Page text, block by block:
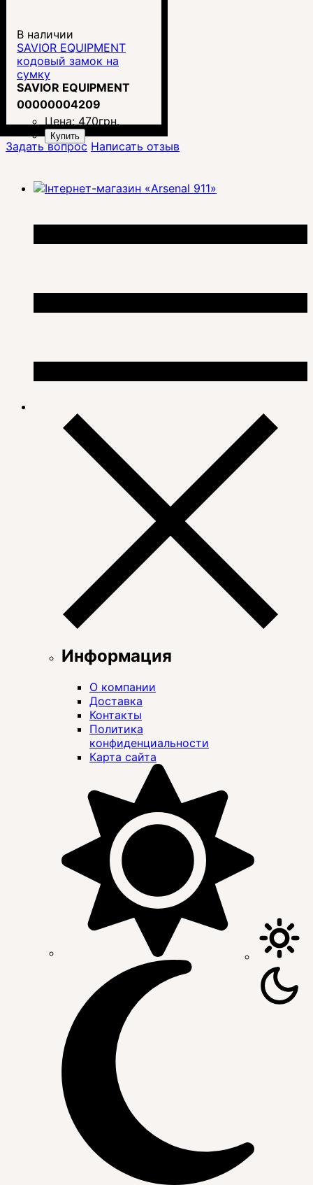
В наличии
SAVIOR EQUIPMENT
кодовый замок на
сумку
SAVIOR EQUIPMENT
00000004209
Цена: 470грн.
Купить
Задать вопрос Написать отзыв
Информация
О компании
Доставка
Контакты
Политика
конфиденциальности
Карта сайта